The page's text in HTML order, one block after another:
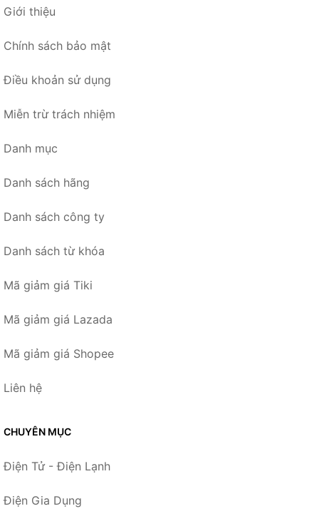
Giới thiệu
Chính sách bảo mật
Điều khoản sử dụng
Miễn trừ trách nhiệm
Danh mục
Danh sách hãng
Danh sách công ty
Danh sách từ khóa
Mã giảm giá Tiki
Mã giảm giá Lazada
Mã giảm giá Shopee
Liên hệ
CHUYÊN MỤC
Điện Tử - Điện Lạnh
Điện Gia Dụng